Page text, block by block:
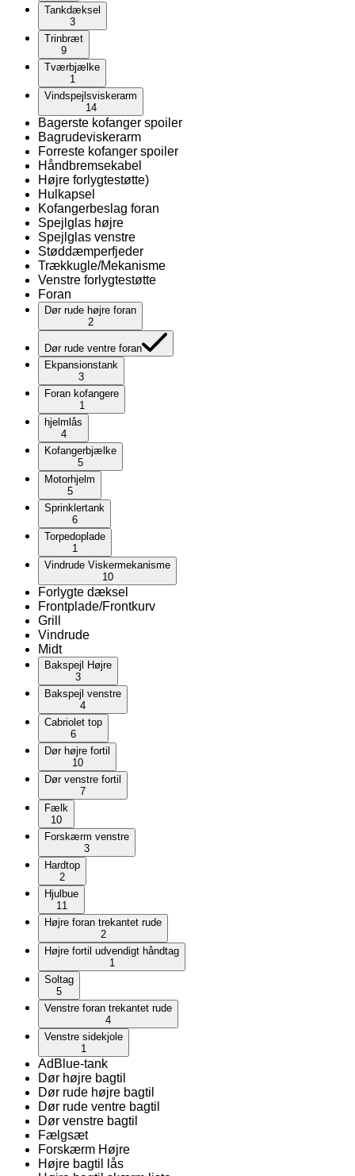
Tankdæksel
3
Trinbræt
9
Tværbjælke
1
Vindspejlsviskerarm
14
Bagerste kofanger spoiler
Bagrudeviskerarm
Forreste kofanger spoiler
Håndbremsekabel
Højre forlygtestøtte)
Hulkapsel
Kofangerbeslag foran
Spejlglas højre
Spejlglas venstre
Støddæmperfjeder
Trækkugle/Mekanisme
Venstre forlygtestøtte
Foran
Dør rude højre foran
2
Dør rude ventre foran
Ekpansionstank
3
Foran kofangere
1
hjelmlås
4
Kofangerbjælke
5
Motorhjelm
5
Sprinklertank
6
Torpedoplade
1
Vindrude Viskermekanisme
10
Forlygte dæksel
Frontplade/Frontkurv
Grill
Vindrude
Midt
Bakspejl Højre
3
Bakspejl venstre
4
Cabriolet top
6
Dør højre fortil
10
Dør venstre fortil
7
Fælk
10
Forskærm venstre
3
Hardtop
2
Hjulbue
11
Højre foran trekantet rude
2
Højre fortil udvendigt håndtag
1
Soltag
5
Venstre foran trekantet rude
4
Venstre sidekjole
1
AdBlue-tank
Dør højre bagtil
Dør rude højre bagtil
Dør rude ventre bagtil
Dør venstre bagtil
Fælgsæt
Forskærm Højre
Højre bagtil lås